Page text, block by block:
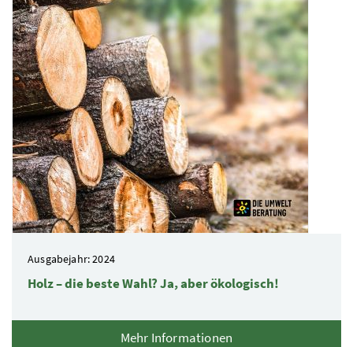
Ausgabejahr: 2024
Holz – die beste Wahl? Ja, aber ökologisch!
Mehr Informationen